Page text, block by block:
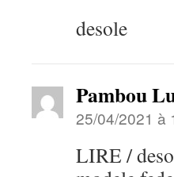
desole
Pambou
25/04/2021 à
LIRE /